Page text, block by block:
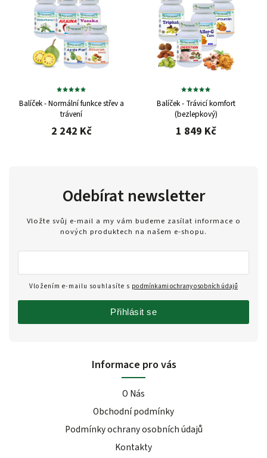
Balíček - Normální funkce střev a
trávení
2 242 Kč
Balíček - Trávicí komfort
(bezlepkový)
1 849 Kč
Informace pro vás
O Nás
Obchodní podmínky
Podmínky ochrany osobních údajů
Kontakty
Odebírat newsletter
Vložte svůj e-mail a my vám budeme zasílat informace o
nových produktech na našem e-shopu.
Vložením e-mailu souhlasíte s podmínkami ochrany osobních údajů
Přihlásit se